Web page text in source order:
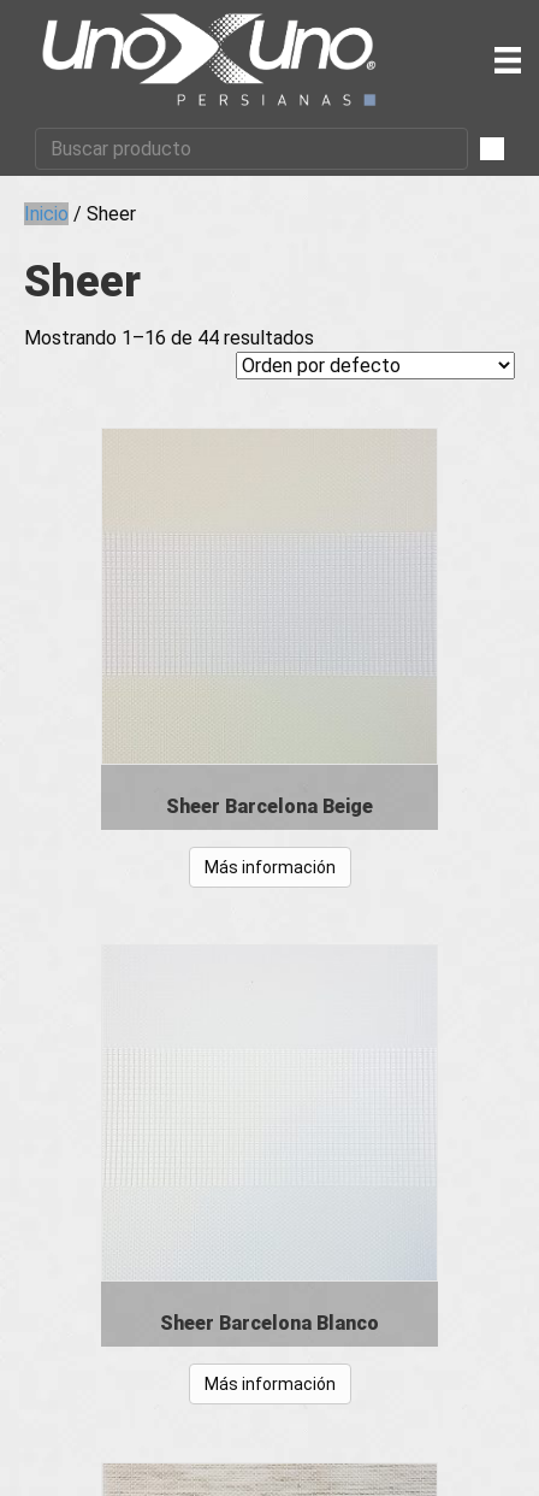
Inicio / Sheer
Sheer
Mostrando 1–16 de 44 resultados
Sheer Barcelona Beige
Más información
Sheer Barcelona Blanco
Más información